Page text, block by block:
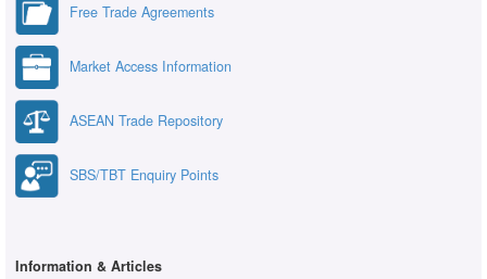
Free Trade Agreements
Market Access Information
ASEAN Trade Repository
SBS/TBT Enquiry Points
Information & Articles